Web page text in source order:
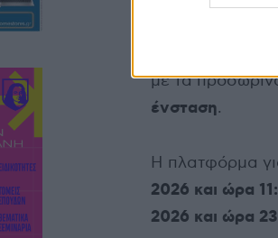
Οι δικαιούχοι
με τα
ένσταση.
Η πλατφόρμα
2026 και ώρα
2026 και ώρα